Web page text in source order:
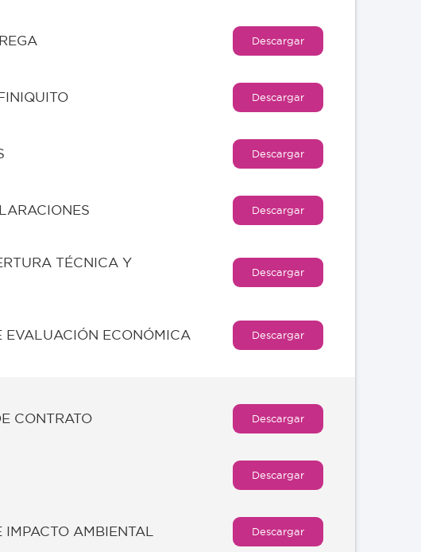
Descargar
Descargar
Descargar
Descargar
TÉCNICA Y
Descargar
EVALUACIÓN ECONÓMICA Descargar
CONTRATO Descargar
Descargar
AMBIENTAL Descargar